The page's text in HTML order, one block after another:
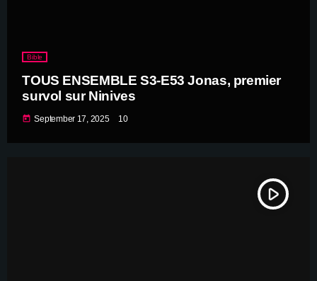
Bible
TOUS ENSEMBLE S3-E53 Jonas, premier
survol sur Ninives
today September 17, 2025 10
play_arrow